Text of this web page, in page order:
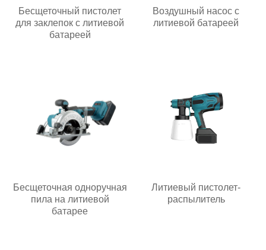
Бесщеточный пистолет
для заклепок с литиевой
батареей
Воздушный насос с
литиевой батареей
Бесщеточная одноручная
пила на литиевой
батарее
Литиевый пистолет-
распылитель